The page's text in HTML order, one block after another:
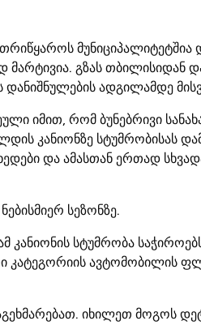
მუნიციპალიტეტშია
მარტივია. გზას
დანიშნულების ადგილამდე
იმით, რომ ბუნებრივი
კანიონზე სტუმრობისას
და ამასთან ერთად
სეზონზე.
კანიონის სტუმრობა
ავტომობილის
იხილეთ მოგოს